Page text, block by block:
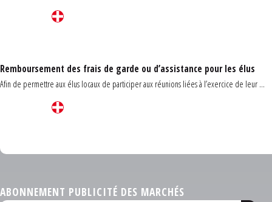
Remboursement des frais de garde ou d’assistance pour les élus
Afin de permettre aux élus locaux de participer aux réunions liées à l’exercice de leur ...
ABONNEMENT PUBLICITÉ DES MARCHÉS